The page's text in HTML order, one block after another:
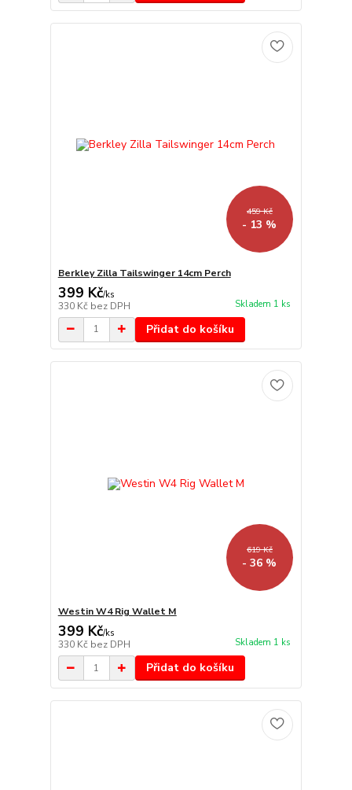
459 Kč
- 13 %
Berkley Zilla Tailswinger 14cm Perch
399 Kč/ks
330 Kč bez DPH Skladem 1 ks
Přidat do košíku
619 Kč
- 36 %
Westin W4 Rig Wallet M
399 Kč/ks
330 Kč bez DPH Skladem 1 ks
Přidat do košíku